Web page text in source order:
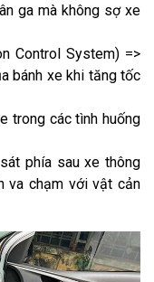
ga mà không sợ xe
Control System) =>
bánh xe khi tăng tốc
trong các tình huống
phía sau xe thông
va chạm với vật cản